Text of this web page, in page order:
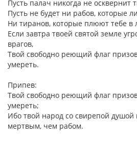
Пусть палач никогда не осквернит
Пусть не будет ни рабов, которые
Ни тиранов, которые плюют тебе в
Если завтра твоей святой земле
врагов,
Твой свободно реющий флаг
умереть.
Припев:
Твой свободно реющий флаг
умереть;
Ибо твой народ со свирепой душой
мертвым, чем рабом.